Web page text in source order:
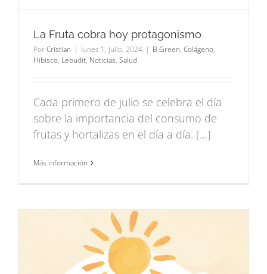
La Fruta cobra hoy protagonismo
PorCristian | lunes 1, julio, 2024 | B.Green, Colágeno,
Hibisco, Lebudit, Noticias, Salud
Cada primero de julio se celebra el día
sobre la importancia del consumo de
frutas y hortalizas en el día a día. […]
Más información